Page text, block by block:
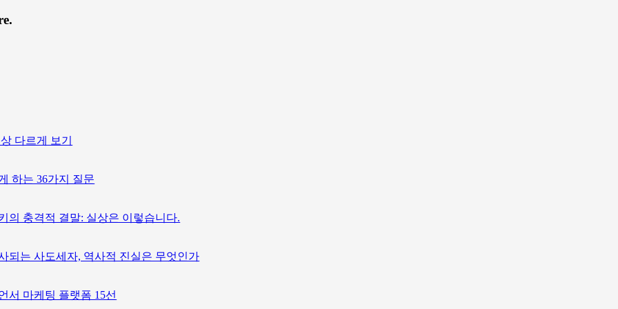
다르게 보기
하는 36가지 질문
의 충격적 결말: 실상은 이렇습니다.
되는 사도세자, 역사적 진실은 무엇인가
서 마케팅 플랫폼 15선